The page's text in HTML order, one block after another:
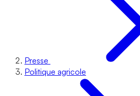
Presse
Politique agricole